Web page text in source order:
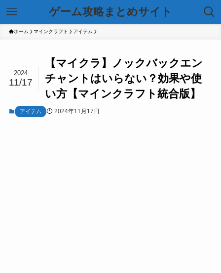
ゲーム攻略まとめサイト
ホーム マインクラフト アイテム
【マイクラ】ノックバックエン
チャントはいらない？効果や使
い方【マインクラフト統合版】
2024
11/17
アイテム 2024年11月17日